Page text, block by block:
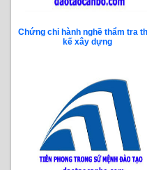
Chứng chỉ hành nghề thẩm tra
kế xây dựng